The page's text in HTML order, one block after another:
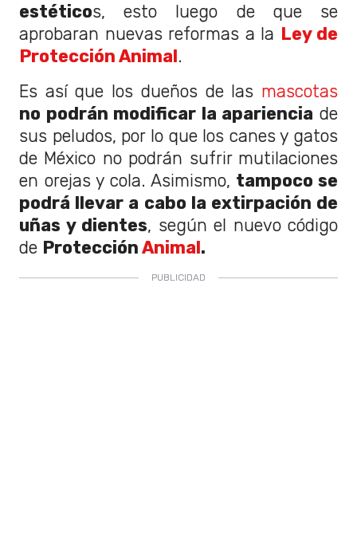
estéticos, esto luego de que se
aprobaran nuevas reformas a la Ley de
Protección Animal.
Es así que los dueños de las mascotas
no podrán modificar la apariencia de
sus peludos, por lo que los canes y gatos
de México no podrán sufrir mutilaciones
en orejas y cola. Asimismo, tampoco se
podrá llevar a cabo la extirpación de
uñas y dientes, según el nuevo código
de Protección Animal.